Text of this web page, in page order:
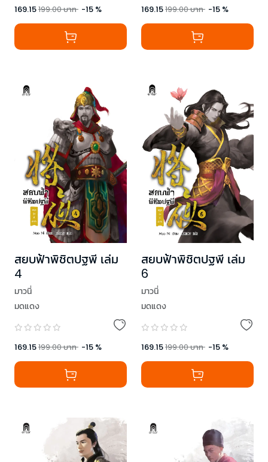
169.15199.00บาท -15 % 169.15199.00บาท -15 %
สยบฟ้าพิชิตปฐพี เล่ม
4
มาวนี่
มดแดง
169.15199.00บาท -15 %
สยบฟ้าพิชิตปฐพี เล่ม
6
มาวนี่
มดแดง
169.15199.00บาท -15 %